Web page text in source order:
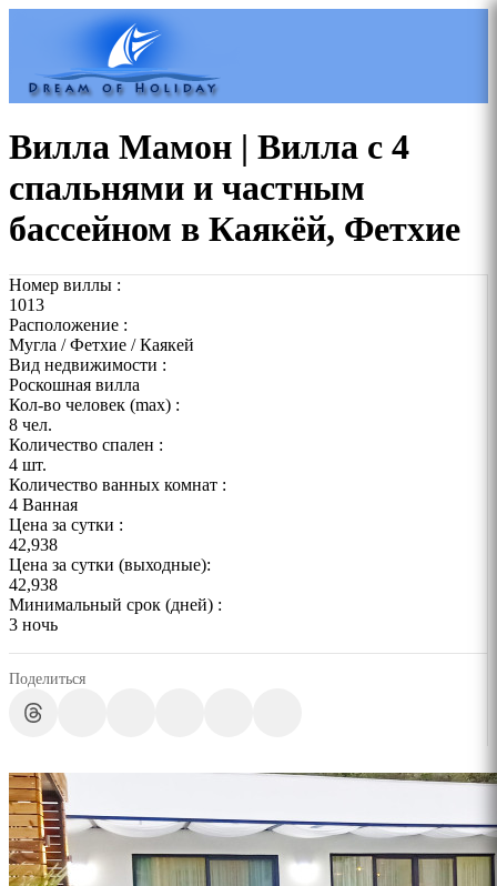
Вилла Мамон | Вилла с 4
спальнями и частным
бассейном в Каякёй, Фетхие
Номер виллы :
1013
Расположение :
Мугла / Фетхие / Каякей
Вид недвижимости :
Роскошная вилла
Кол-во человек (max) :
8 чел.
Количество спален :
4 шт.
Количество ванных комнат :
4 Ванная
Цена за сутки :
42,938
Цена за сутки (выходные):
42,938
Минимальный срок (дней) :
3 ночь
Поделиться